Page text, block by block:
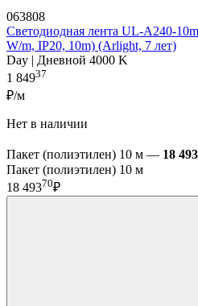
063808
Светодиодная лента UL-A240-
W/m, IP20, 10m) (Arlight, 7 лет)
Day | Дневной 4000 K
1 84937
₽/м
Нет в наличии
Пакет (полиэтилен) 10 м — 18 493
Пакет (полиэтилен) 10 м
18 49370₽